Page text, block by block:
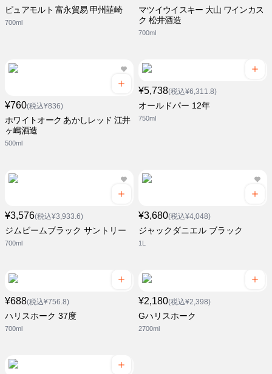
ピュアモルト 富永貿易 甲州韮崎
700ml
マツイウイスキー 大山 ワインカス
ク 松井酒造
700ml
¥760(税込¥836)
ホワイトオーク あかしレッド 江井
ヶ嶋酒造
500ml
¥5,738(税込¥6,311.8)
オールドパー 12年
750ml
¥3,576(税込¥3,933.6)
ジムビームブラック サントリー
700ml
¥3,680(税込¥4,048)
ジャックダニエル ブラック
1L
¥688(税込¥756.8)
ハリスホーク 37度
700ml
¥2,180(税込¥2,398)
Gハリスホーク
2700ml